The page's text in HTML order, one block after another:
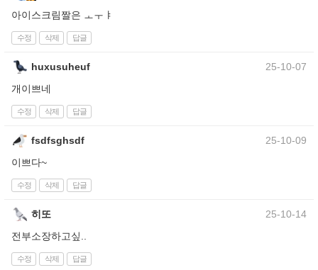
아이스크림짤은 ㅗㅜㅑ
수정 삭제 답글
huxusuheuf
25-10-07
개이쁘네
수정 삭제 답글
fsdfsghsdf
25-10-09
이쁘다~
수정 삭제 답글
히또
25-10-14
전부소장하고싶..
수정 삭제 답글